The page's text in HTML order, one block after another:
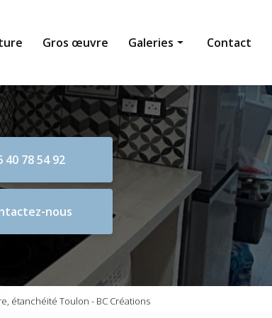
Gros œuvre Galeries
Maçonnerie générale
Toiture
Gros œuvre
Contact
40 78 54 92
nous
étanchéité Toulon - BC Créations